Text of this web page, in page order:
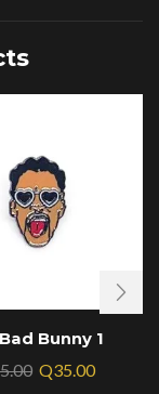
Bunny 1
Q35.00